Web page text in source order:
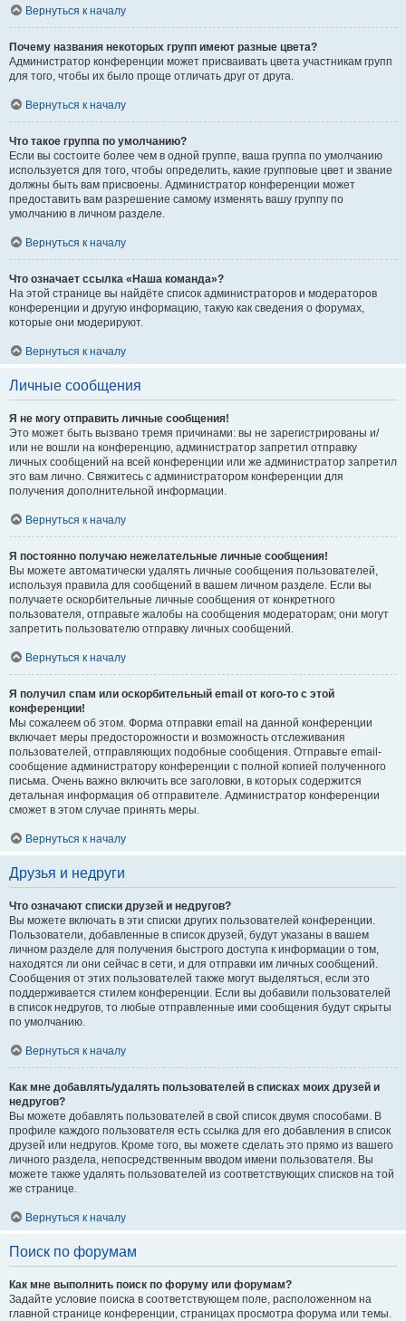
Вернуться к началу
Почему названия некоторых групп имеют разные цвета?
Администратор конференции может присваивать цвета участникам групп
для того, чтобы их было проще отличать друг от друга.
Вернуться к началу
Что такое группа по умолчанию?
Если вы состоите более чем в одной группе, ваша группа по умолчанию
используется для того, чтобы определить, какие групповые цвет и звание
должны быть вам присвоены. Администратор конференции может
предоставить вам разрешение самому изменять вашу группу по
умолчанию в личном разделе.
Вернуться к началу
Что означает ссылка «Наша команда»?
На этой странице вы найдёте список администраторов и модераторов
конференции и другую информацию, такую как сведения о форумах,
которые они модерируют.
Вернуться к началу
Личные сообщения
Я не могу отправить личные сообщения!
Это может быть вызвано тремя причинами: вы не зарегистрированы и/
или не вошли на конференцию, администратор запретил отправку
личных сообщений на всей конференции или же администратор запретил
это вам лично. Свяжитесь с администратором конференции для
получения дополнительной информации.
Вернуться к началу
Я постоянно получаю нежелательные личные сообщения!
Вы можете автоматически удалять личные сообщения пользователей,
используя правила для сообщений в вашем личном разделе. Если вы
получаете оскорбительные личные сообщения от конкретного
пользователя, отправьте жалобы на сообщения модераторам; они могут
запретить пользователю отправку личных сообщений.
Вернуться к началу
Я получил спам или оскорбительный email от кого-то с этой
конференции!
Мы сожалеем об этом. Форма отправки email на данной конференции
включает меры предосторожности и возможность отслеживания
пользователей, отправляющих подобные сообщения. Отправьте email-
сообщение администратору конференции с полной копией полученного
письма. Очень важно включить все заголовки, в которых содержится
детальная информация об отправителе. Администратор конференции
сможет в этом случае принять меры.
Вернуться к началу
Друзья и недруги
Что означают списки друзей и недругов?
Вы можете включать в эти списки других пользователей конференции.
Пользователи, добавленные в список друзей, будут указаны в вашем
личном разделе для получения быстрого доступа к информации о том,
находятся ли они сейчас в сети, и для отправки им личных сообщений.
Сообщения от этих пользователей также могут выделяться, если это
поддерживается стилем конференции. Если вы добавили пользователей
в список недругов, то любые отправленные ими сообщения будут скрыты
по умолчанию.
Вернуться к началу
Как мне добавлять/удалять пользователей в списках моих друзей и
недругов?
Вы можете добавлять пользователей в свой список двумя способами. В
профиле каждого пользователя есть ссылка для его добавления в список
друзей или недругов. Кроме того, вы можете сделать это прямо из вашего
личного раздела, непосредственным вводом имени пользователя. Вы
можете также удалять пользователей из соответствующих списков на той
же странице.
Вернуться к началу
Поиск по форумам
Как мне выполнить поиск по форуму или форумам?
Задайте условие поиска в соответствующем поле, расположенном на
главной странице конференции, страницах просмотра форума или темы.